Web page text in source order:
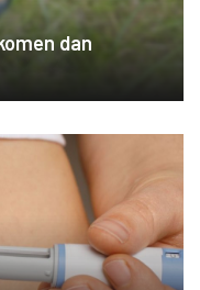
dan